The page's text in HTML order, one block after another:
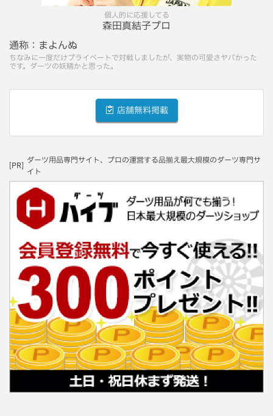
個人的に応援してる
森田真結子プロ
通称： まよんぬ
ちなみに一度だけプライベートで対戦しましたが、実物の可愛さヤバかった
です。ダーツの妖精かと思った。
店舗無料掲載
[PR]
ダーツ用品専門サイト、プロの運営する品揃え最大規模のダーツ専門サ
イト